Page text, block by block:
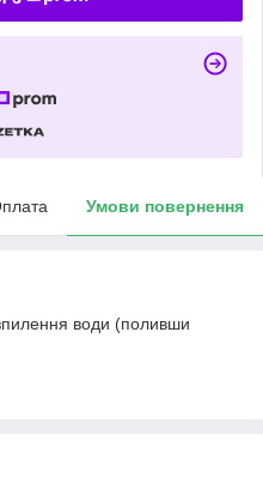
Умови повернення
води (поливши